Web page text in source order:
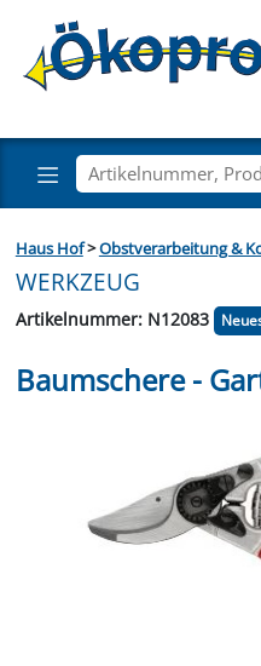
Haus Hof>Obstverarbeitung &
WERKZEUG
Artikelnummer: N12083
Baumschere -